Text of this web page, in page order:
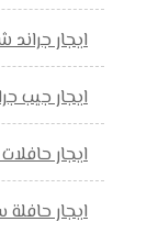
ايجار
ايجار جيب
ايجار
ايجار حافلة